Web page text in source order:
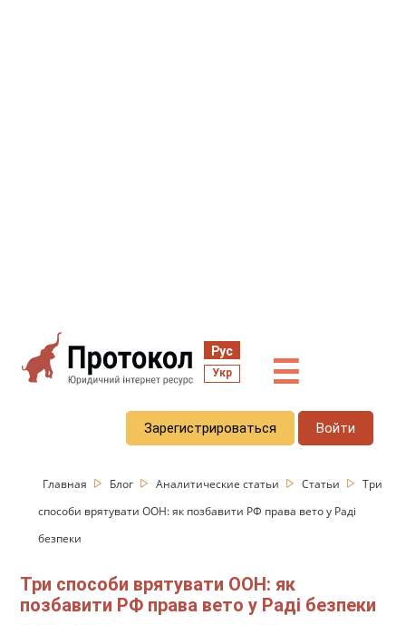
Рус
Укр ☰
Зарегистрироваться Войти
Главная Блог Аналитические статьи Статьи
Три
способи врятувати ООН: як позбавити РФ права вето у Раді
безпеки
Три способи врятувати ООН: як
позбавити РФ права вето у Раді безпеки